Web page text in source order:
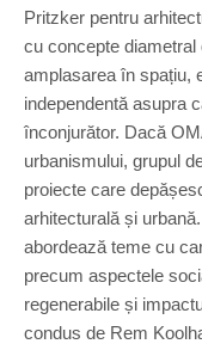
Pritzker pentru
cu concepte
amplasarea în spațiu,
independentă asupra
înconjurător. Dacă
urbanismului, grupul
proiecte care
arhitecturală și
abordează teme cu
precum aspectele
regenerabile și
condus de Rem